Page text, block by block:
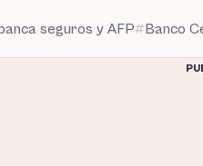
seguros y AFP Banco